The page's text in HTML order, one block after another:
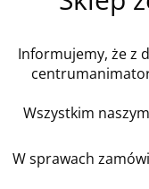
Informujemy, że z
Wszystkim
W sprawach